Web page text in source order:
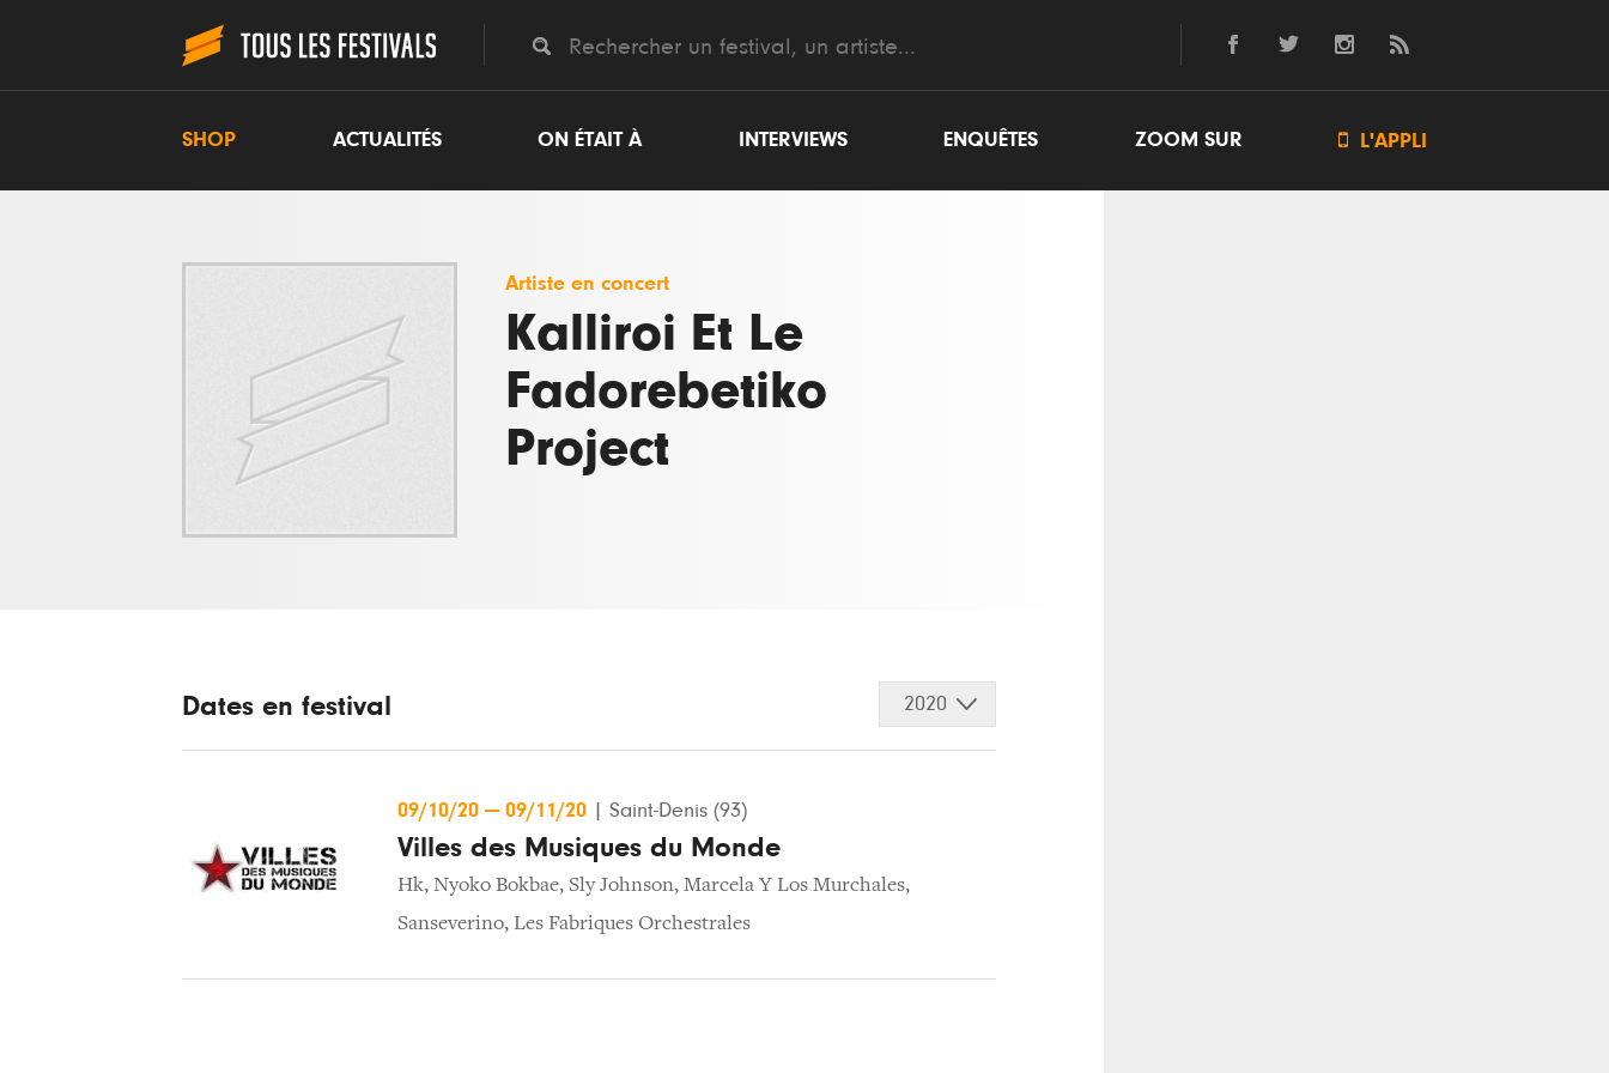
SHOP ACTUALITÉS ON ÉTAIT À INTERVIEWS ENQUÊTES ZOOM SUR  L'APPLI
Artiste en concert
Kalliroi Et Le
Fadorebetiko
Project
Dates en festival 2020
09/10/20 — 09/11/20 Saint-Denis (93)
Villes des Musiques du Monde
Hk, Nyoko Bokbae, Sly Johnson, Marcela Y Los Murchales,
Sanseverino, Les Fabriques Orchestrales